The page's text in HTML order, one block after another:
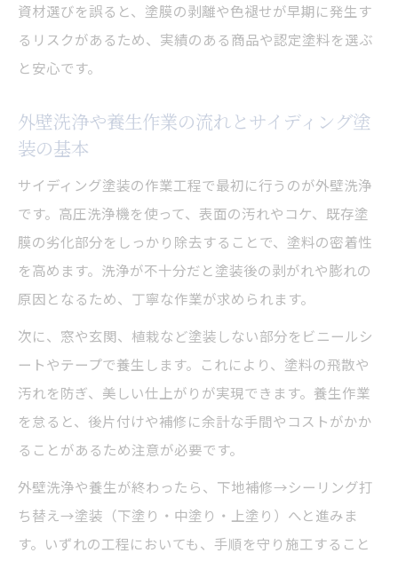
資材選びを誤ると、塗膜の剥離や色褪せが早期に発生す
るリスクがあるため、実績のある商品や認定塗料を選ぶ
と安心です。
外壁洗浄や養生作業の流れとサイディング塗
装の基本
サイディング塗装の作業工程で最初に行うのが外壁洗浄
です。高圧洗浄機を使って、表面の汚れやコケ、既存塗
膜の劣化部分をしっかり除去することで、塗料の密着性
を高めます。洗浄が不十分だと塗装後の剥がれや膨れの
原因となるため、丁寧な作業が求められます。
次に、窓や玄関、植栽など塗装しない部分をビニールシ
ートやテープで養生します。これにより、塗料の飛散や
汚れを防ぎ、美しい仕上がりが実現できます。養生作業
を怠ると、後片付けや補修に余計な手間やコストがかか
ることがあるため注意が必要です。
外壁洗浄や養生が終わったら、下地補修→シーリング打
ち替え→塗装（下塗り・中塗り・上塗り）へと進みま
す。いずれの工程においても、手順を守り施工すること